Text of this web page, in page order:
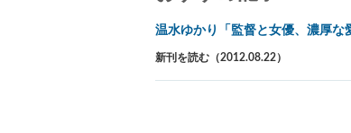
温水ゆかり「監督と女優、濃厚な
新刊を読む（2012.08.22）